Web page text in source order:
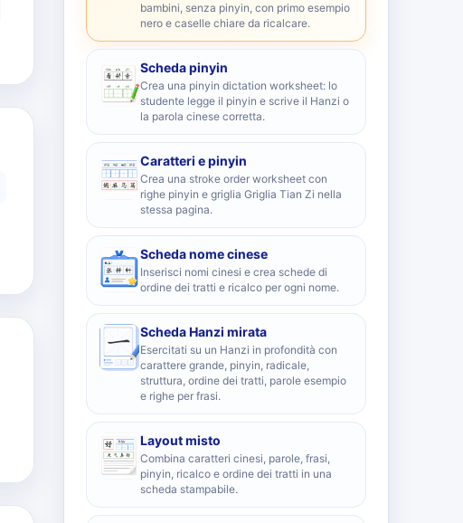
bambini, senza pinyin, con primo esempio
nero e caselle chiare da ricalcare.
Scheda pinyin
Crea una pinyin dictation worksheet: lo
studente legge il pinyin e scrive il Hanzi o
la parola cinese corretta.
Caratteri e pinyin
Crea una stroke order worksheet con
righe pinyin e griglia Griglia Tian Zi nella
stessa pagina.
Scheda nome cinese
Inserisci nomi cinesi e crea schede di
ordine dei tratti e ricalco per ogni nome.
Scheda Hanzi mirata
Esercitati su un Hanzi in profondità con
carattere grande, pinyin, radicale,
struttura, ordine dei tratti, parole esempio
e righe per frasi.
Layout misto
Combina caratteri cinesi, parole, frasi,
pinyin, ricalco e ordine dei tratti in una
scheda stampabile.